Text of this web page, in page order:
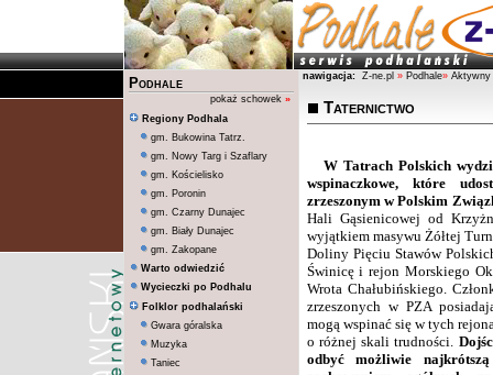
Podhale
pokaż schowek »
Regiony Podhala
gm. Bukowina Tatrz.
gm. Nowy Targ i Szaflary
gm. Kościelisko
gm. Poronin
gm. Czarny Dunajec
gm. Biały Dunajec
gm. Zakopane
Warto odwiedzić
Wycieczki po Podhalu
Folklor podhalański
Gwara góralska
Muzyka
Taniec
nawigacja: Z-ne.pl » Podhale» Aktywny
Taternictwo
W Tatrach Polskich
wspinaczkowe, które
zrzeszonym w Polskim
Hali Gąsienicowej od
wyjątkiem masywu Żółtej
Doliny Pięciu Stawów
Świnicę i rejon Morskiego
Wrota Chałubińskiego.
zrzeszonych w PZA
mogą wspinać się w tych
o różnej skali trudności.
odbyć możliwie